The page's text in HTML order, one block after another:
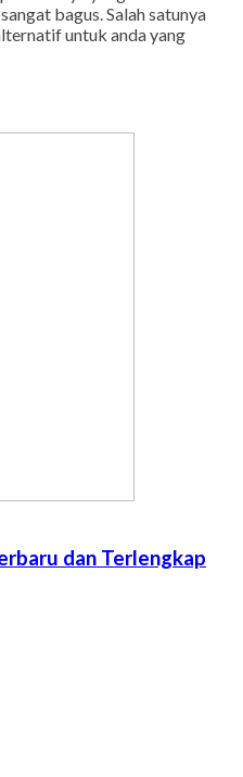
bagus. Salah satunya
untuk anda yang
dan Terlengkap